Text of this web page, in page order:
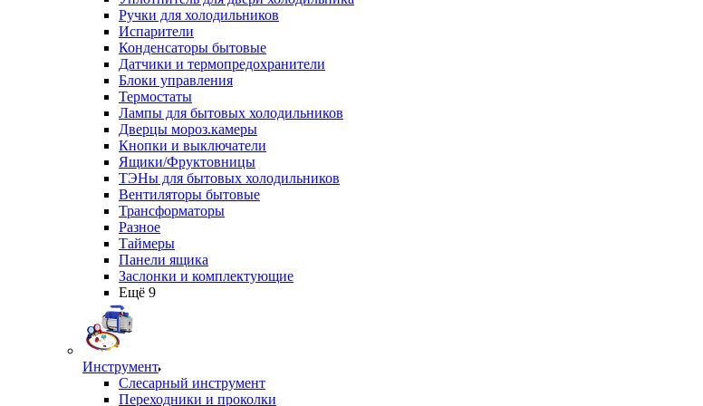
Ручки для холодильников
Испарители
Конденсаторы бытовые
Датчики и термопредохранители
Блоки управления
Термостаты
Лампы для бытовых холодильников
Дверцы мороз.камеры
Кнопки и выключатели
Ящики/Фруктовницы
ТЭНы для бытовых холодильников
Вентиляторы бытовые
Трансформаторы
Разное
Таймеры
Панели ящика
Заслонки и комплектующие
Ещё 9
Инструмент
Слесарный инструмент
Переходники и проколки